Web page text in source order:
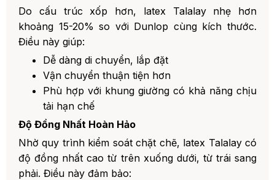
Do cấu trúc xốp hơn, latex Talalay nhẹ hơn
khoảng 15-20% so với Dunlop cùng kích thước.
Điều này giúp:
Dễ dàng di chuyển, lắp đặt
Vận chuyển thuận tiện hơn
Phù hợp với khung giường có khả năng chịu
tải hạn chế
Độ Đồng Nhất Hoàn Hảo
Nhờ quy trình kiểm soát chặt chẽ, latex Talalay có
độ đồng nhất cao từ trên xuống dưới, từ trái sang
phải. Điều này đảm bảo: